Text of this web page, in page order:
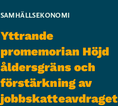
SAMHÄLLSEKONOMI
Yttrande
promemorian Höjd
åldersgräns och
förstärkning av
jobbskatteavdraget